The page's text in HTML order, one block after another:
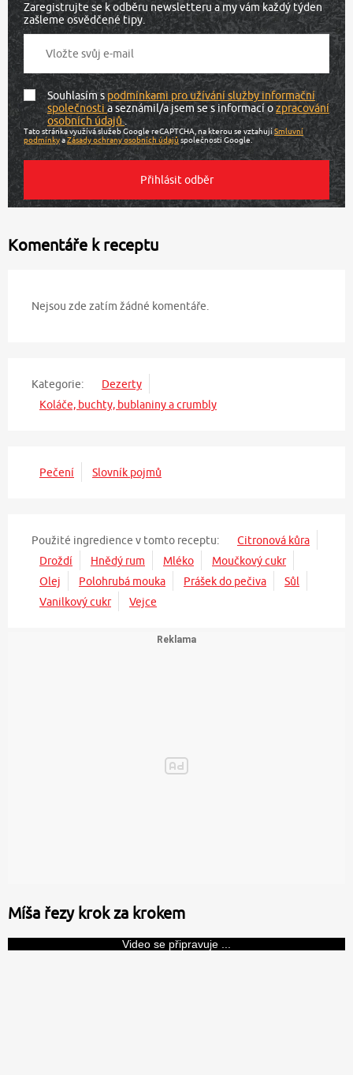
Zaregistrujte se k odběru newsletteru a my vám každý týden
zašleme osvědčené tipy.
Souhlasím spodmínkami pro užívání služby informační
společnostia seznámil/a jsem se s informací ozpracování
osobních údajů.
Tato stránka využívá služeb Google reCAPTCHA, na kterou se vztahujíSmluvní
podmínkyaZásady ochrany osobních údajůspolečnosti Google.
Komentáře k receptu
Nejsou zde zatím žádné komentáře.
Kategorie:
Dezerty
Koláče, buchty, bublaniny a crumbly
Pečení Slovník pojmů
Použité ingredience v tomto receptu:
Citronová kůra
Droždí
Hnědý rum Mléko
Moučkový cukr
Olej
Polohrubá mouka Prášek do pečiva
Sůl
Vanilkový cukr
Vejce
Míša řezy krok za krokem
Video se připravuje ...